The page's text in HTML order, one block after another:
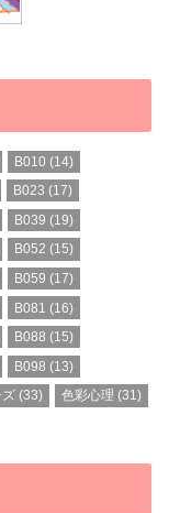
B010 (14)
B023 (17)
B039 (19)
B052 (15)
B059 (17)
B081 (16)
B088 (15)
B098 (13)
ズ (33) 色彩心理 (31)